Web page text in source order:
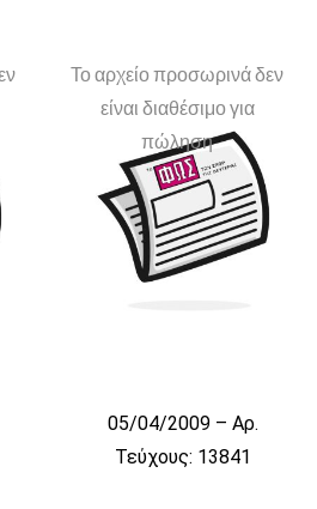
Το αρχείο προσωρινά δεν
είναι διαθέσιμο για
πώληση
05/04/2009 – Αρ.
Τεύχους: 13841